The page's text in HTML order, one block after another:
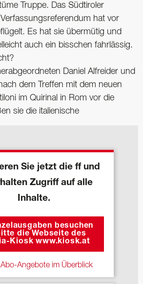
Truppe. Das Südtiroler
hat vor
Es hat sie übermütig und
auch ein bisschen fahrlässig.
Daniel ­Alfreider und
dem Treffen mit dem neuen
im Quirinal in Rom vor die
sie die italienische
Sie jetzt die ff und
Zugriff auf alle
Inhalte.
besuchen
die Webseite des
Kiosk www.kiosk.at
Angebote im Überblick